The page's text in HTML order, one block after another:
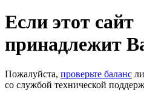
Если этот сайт
принадлежит
Пожалуйста, проверьте баланс
со службой технической